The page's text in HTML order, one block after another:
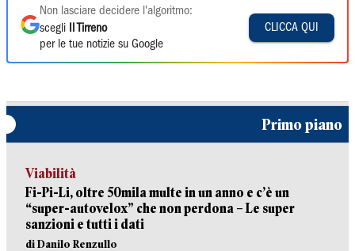
Non lasciare decidere l'algoritmo:
scegli
Il Tirreno
per le tue notizie su Google
CLICCA QUI
Primo piano
Viabilità
Fi-Pi-Li, oltre 50mila multe in un anno e c’è un
“super-autovelox” che non perdona – Le super
sanzioni e tutti i dati
di Danilo Renzullo